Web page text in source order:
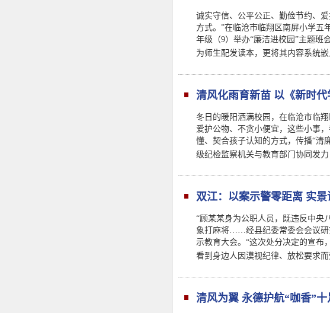
诚实守信、公平公正、勤俭节约、
方式。”在临沧市临翔区南屏小学五
年级（9）举办“廉洁进校园”主题班
为师生配发读本，更将其内容系统
清风化雨育新苗 以《新时
冬日的暖阳洒满校园，在临沧市临
爱护公物、不贪小便宜，这些小事
懂、契合孩子认知的方式，传播“清
级纪检监察机关与教育部门协同发
双江：以案示警零距离 实
“顾某某身为公职人员，既违反中央
象打麻将……经县纪委常委会会议研
示教育大会。“这次处分决定的宣布
看到身边人因漠视纪律、放松要求
清风为翼 永德护航“咖香”十